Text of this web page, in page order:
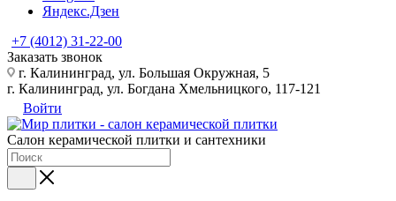
Яндекс.Дзен
+7 (4012) 31-22-00
Заказать звонок
г. Калининград, ул. Большая Окружная, 5
г. Калининград, ул. Богдана Хмельницкого, 117-121
Войти
Салон керамической плитки и сантехники